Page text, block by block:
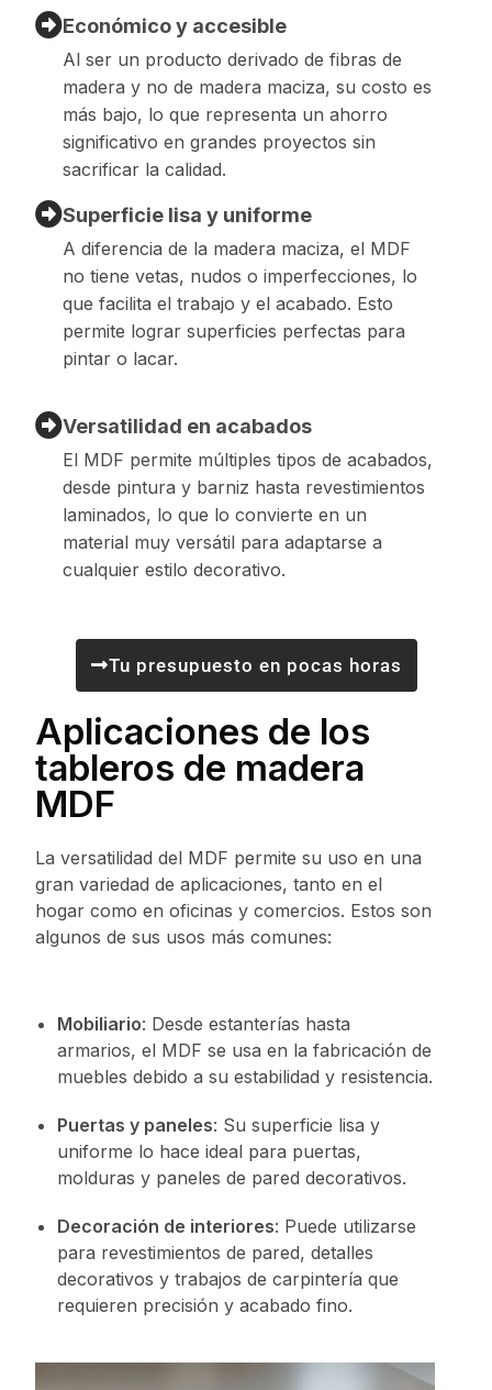
Superficie lisa y uniforme
A diferencia de la madera maciza, el MDF
no tiene vetas, nudos o imperfecciones, lo
que facilita el trabajo y el acabado. Esto
permite lograr superficies perfectas para
pintar o lacar.
Versatilidad en acabados
El MDF permite múltiples tipos de acabados,
desde pintura y barniz hasta revestimientos
laminados, lo que lo convierte en un
material muy versátil para adaptarse a
cualquier estilo decorativo.
Económico y accesible
Al ser un producto derivado de fibras de
madera y no de madera maciza, su costo es
más bajo, lo que representa un ahorro
significativo en grandes proyectos sin
sacrificar la calidad.
Tu presupuesto en pocas horas
Aplicaciones de los
tableros de madera
MDF
La versatilidad del MDF permite su uso en una
gran variedad de aplicaciones, tanto en el
hogar como en oficinas y comercios. Estos son
algunos de sus usos más comunes:
Mobiliario: Desde estanterías hasta
armarios, el MDF se usa en la fabricación de
muebles debido a su estabilidad y resistencia.
Puertas y paneles: Su superficie lisa y
uniforme lo hace ideal para puertas,
molduras y paneles de pared decorativos.
Decoración de interiores: Puede utilizarse
para revestimientos de pared, detalles
decorativos y trabajos de carpintería que
requieren precisión y acabado fino.